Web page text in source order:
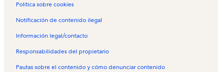
Política sobre cookies
Notificación de contenido ilegal
Información legal/contacto
Responsabilidades del propietario
Pautas sobre el contenido y cómo denunciar contenido